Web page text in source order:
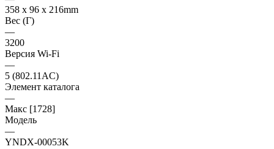
358 х 96 х 216mm
Вес (Г)
—
3200
Версия Wi-Fi
—
5 (802.11AC)
Элемент каталога
—
Макс [1728]
Модель
—
YNDX-00053K